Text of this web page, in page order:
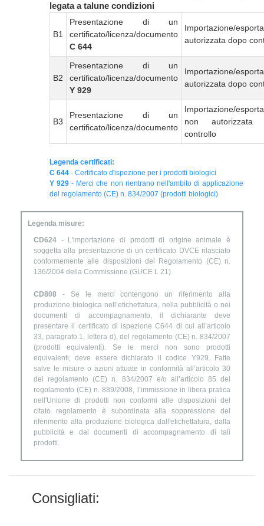
legata a talune condizioni
B1
Presentazione di un
certificato/licenza/documento
C 644
Importazione/
autorizzata dopo
B2
Presentazione di un
certificato/licenza/documento
Y 929
Importazione/
autorizzata dopo
B3
Presentazione di un
certificato/licenza/documento
Importazione/
non autorizzata
controllo
Legenda certificati:
C 644 - Certificato d'ispezione per i prodotti biologici
Y 929 - Merci che non rientrano nell'ambito di applicazione
del regolamento (CE) n. 834/2007 (prodotti biologici)
Legenda misure:
CD624 - L'importazione di prodotti di origine animale è
soggetta alla presentazione di un certificato DVCE rilasciato
conformemente alle disposizioni del Regolamento (CE) n.
136/2004 della Commissione (GUCE L 21)
CD808 - Se le merci contengono un riferimento alla
produzione biologica nell’etichettatura, nella pubblicità o nei
documenti di accompagnamento, il dichiarante deve
presentare il certificato di ispezione C644 di cui all’articolo
33, paragrafo 1, lettera d), del regolamento (CE) n. 834/2007
(prodotti equivalenti). Se le merci non sono prodotti
equivalenti, deve essere dichiarato il codice Y929. Fatte
salve le misure o azioni attuate in conformità all’articolo 30
del regolamento (CE) n. 834/2007 e/o all’articolo 85 del
regolamento (CE) n. 889/2008, l’immissione in libera pratica
nell'Unione di prodotti non conformi alle disposizioni del
citato regolamento è subordinata alla soppressione del
riferimento alla produzione biologica dall'etichettatura, dalla
pubblicità e dai documenti di accompagnamento di tali
prodotti.
Consigliati: